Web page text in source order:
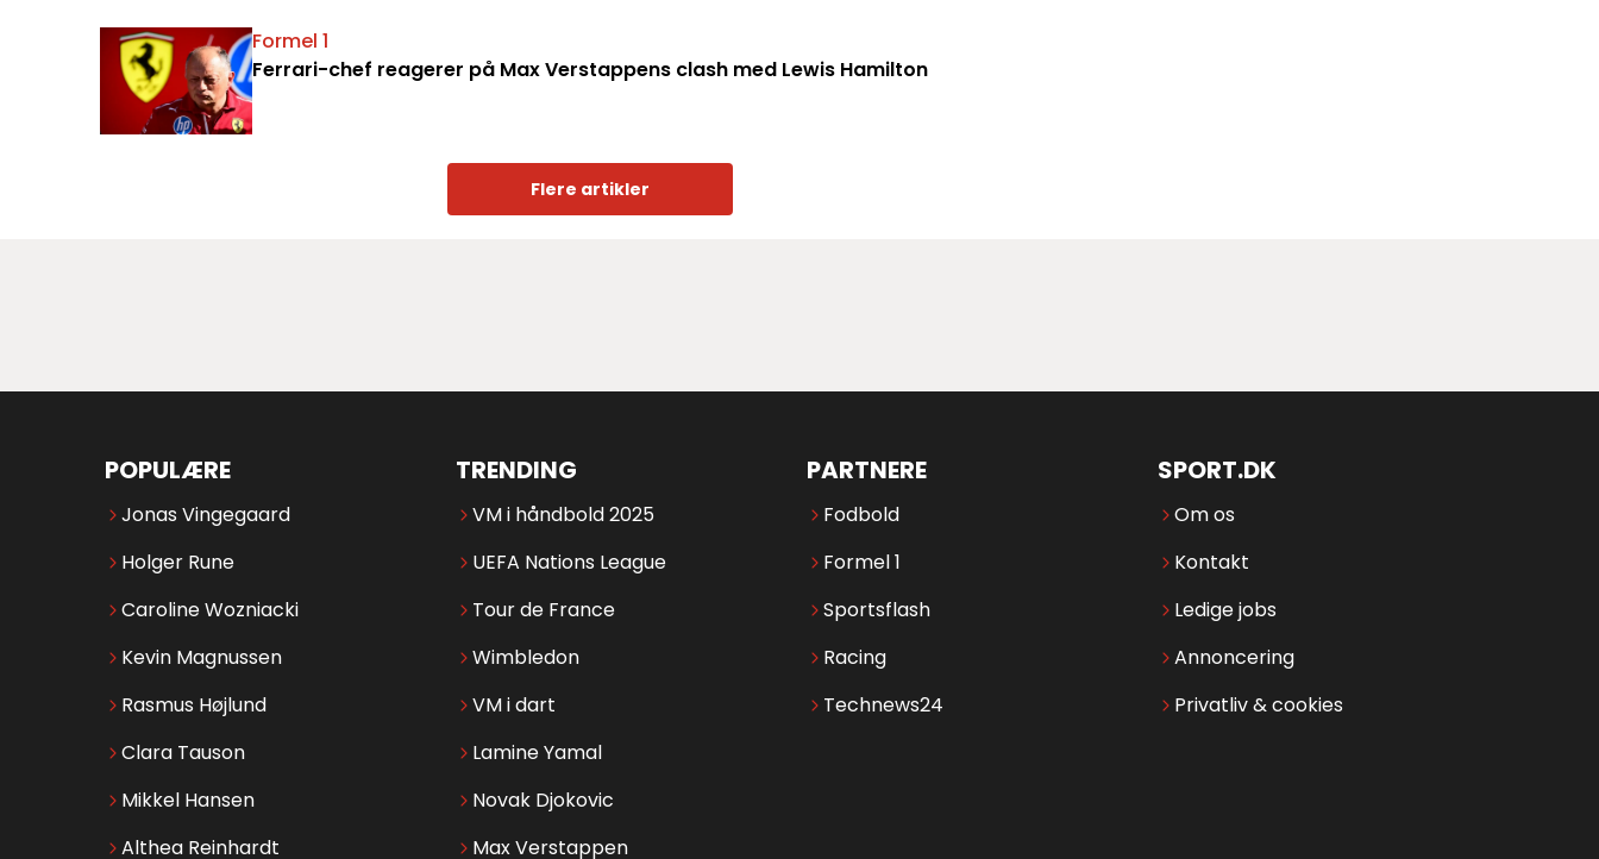
Formel 1
Ferrari-chef reagerer på Max Verstappens clash med Lewis Hamilton
Flere artikler
POPULÆRE
Jonas Vingegaard
Holger Rune
Caroline Wozniacki
Kevin Magnussen
Rasmus Højlund
Clara Tauson
Mikkel Hansen
Althea Reinhardt
TRENDING
VM i håndbold 2025
UEFA Nations League
Tour de France
Wimbledon
VM i dart
Lamine Yamal
Novak Djokovic
Max Verstappen
PARTNERE
Fodbold
Formel 1
Sportsflash
Racing
Technews24
SPORT.DK
Om os
Kontakt
Ledige jobs
Annoncering
Privatliv & cookies